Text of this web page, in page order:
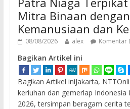
Mitra Binaan
Kemanusiaan dan
08/08/2026 alex Komentar
Bagikan Artikel ini
Bagikan Artikel iniJakarta,
keriuhan dan gemerlap Indonesia
2026, tersimpan beragam cerita